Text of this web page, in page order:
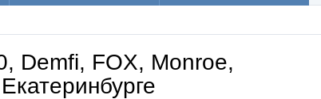
Demfi, FOX, Monroe,